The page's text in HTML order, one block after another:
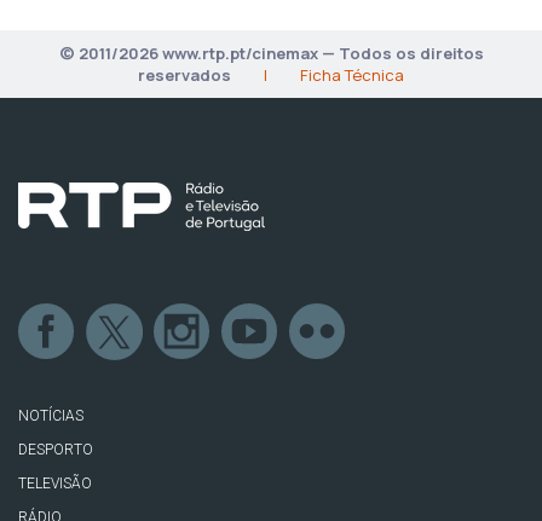
© 2011/2026 www.rtp.pt/cinemax — Todos os direitos
reservados
| Ficha Técnica
NOTÍCIAS
DESPORTO
TELEVISÃO
RÁDIO